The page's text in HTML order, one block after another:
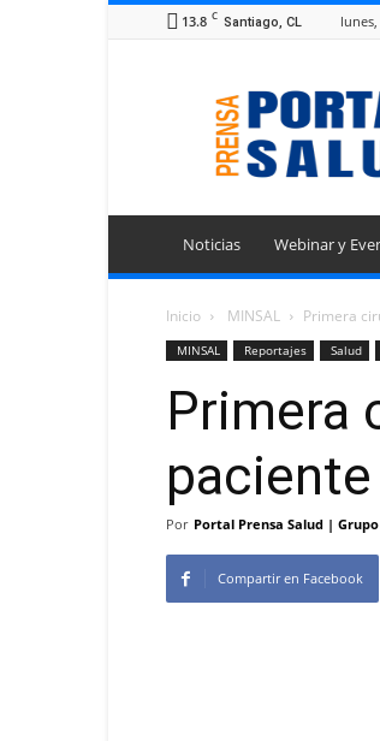
13.8 C Santiago, CL
Portal
Prensa
Salud
Noticias Webinar y
Inicio MINSAL Primera
MINSAL Reportajes Salud
Primera
Por Portal Prensa Salud |
Compartir en Facebook